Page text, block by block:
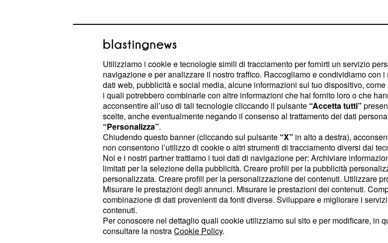
Norvegiaè indicata come l'unica avversaria di difficile
superamento.
Le premesse e le aspettative
La coppia azzurra arriva alla gara con un solido bagaglio di
risultati, forte di due podi consecutivi in Coppa del Mondo. A
Davos, a dicembre, si sono classificati secondi, e ancora
secondi aGomsil 23 gennaio. In entrambe le occasioni,
sono stati battuti soltanto dalla Norvegia
(Amundsen/Hedegart). In Svizzera, Pellegrino ha avuto la
meglio in volata sugli atleti degli Stati Uniti
Utilizziamo i cookie e tecnologie simili di tracciamento per fornirti un servizio
navigazione e per analizzare il nostro traffico. Raccogliamo e condividiamo con i
dati web, pubblicità e social media, alcune informazioni sul tuo dispositivo,
i quali potrebbero combinarle con altre informazioni che hai fornito loro o che
acconsentire all’uso di tali tecnologie cliccando il pulsante “Accetta tutti”
scelte, anche eventualmente negando il consenso al trattamento dei dati
“Personalizza”.
Chiudendo questo banner (cliccando sul pulsante “X” in alto a destra),
non consentono l’utilizzo di cookie o altri strumenti di tracciamento diversi dai
Noi e i nostri partner trattiamo i tuoi dati di navigazione per: Archiviare
limitati per la selezione della pubblicità. Creare profili per la pubblicità
personalizzata. Creare profili per la personalizzazione dei contenuti. Utilizzare
Misurare le prestazioni degli annunci. Misurare le prestazioni dei contenuti.
combinazione di dati provenienti da fonti diverse. Sviluppare e migliorare i
contenuti.
Per conoscere nel dettaglio quali cookie utilizziamo sul sito e per modificare, in
consultare la nostraCookie Policy.